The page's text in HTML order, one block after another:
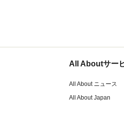
All Aboutサー
All About ニュース
All About Japan